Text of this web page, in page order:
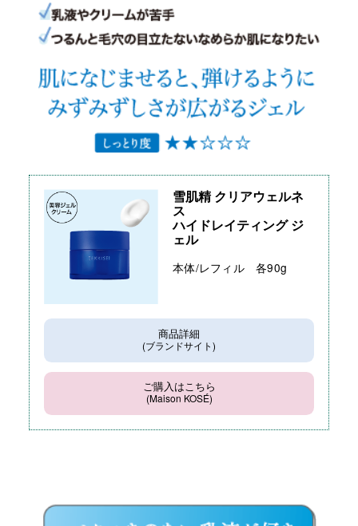
雪肌精 クリアウェルネ
ス
ハイドレイティング ジ
ェル
本体/レフィル 各90g
商品詳細
(ブランドサイト)
ご購入はこちら
(Maison KOSÉ)